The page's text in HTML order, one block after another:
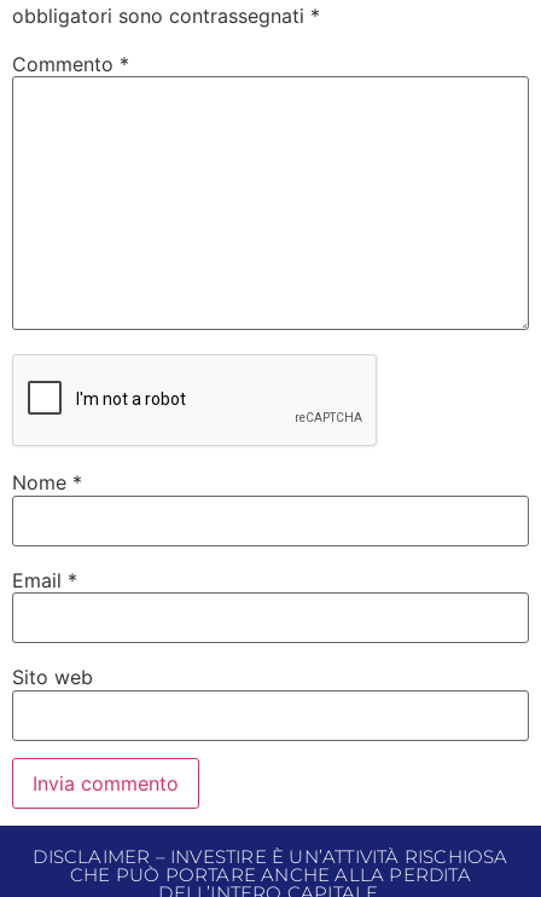
obbligatori sono contrassegnati *
Commento *
Nome *
Email *
Sito web
DISCLAIMER – INVESTIRE È UN’ATTIVITÀ RISCHIOSA
CHE PUÒ PORTARE ANCHE ALLA PERDITA